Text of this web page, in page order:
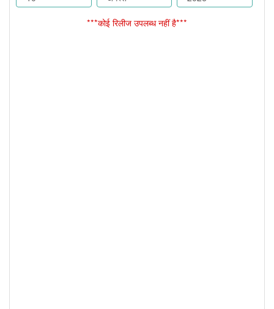
***कोई रिलीज उपलब्ध नहीं है***